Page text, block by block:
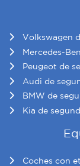
Volkswagen
Mercedes-
Peugeot de
Audi de
BMW de
Kia de
Coches con